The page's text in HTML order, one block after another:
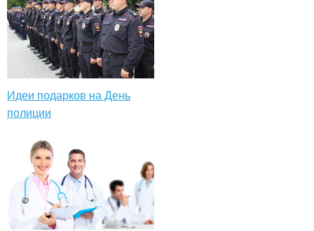
Идеи подарков на День
полиции